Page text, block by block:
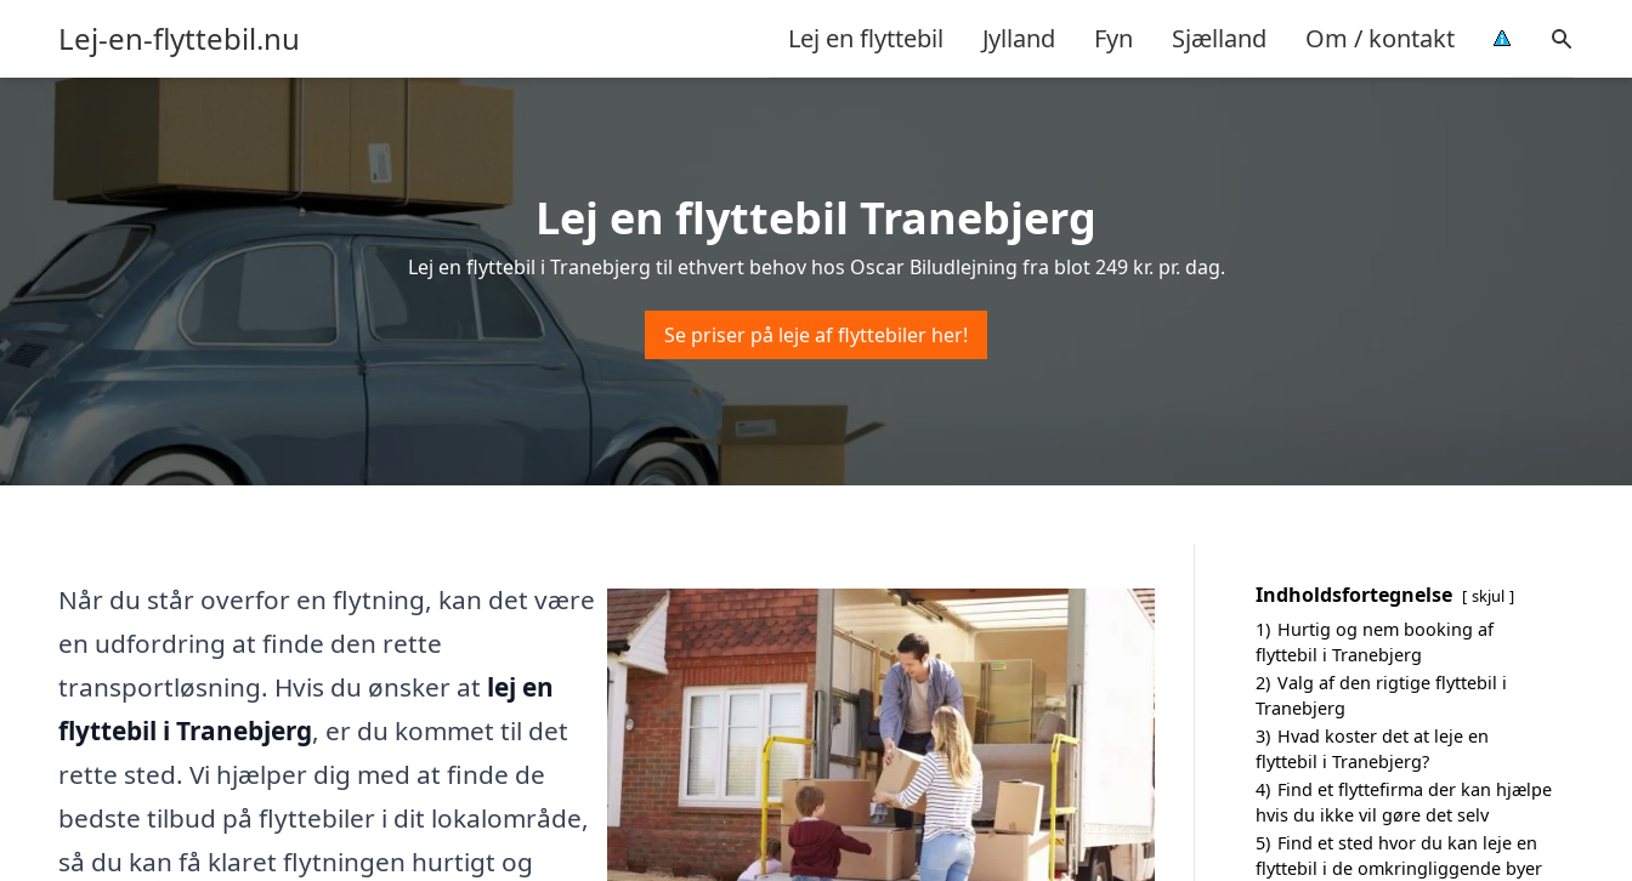
Lej-en-flyttebil.nu Lej en flyttebil Jylland Fyn Sjælland Om / kontakt
Lej en flyttebil Tranebjerg
Lej en flyttebil i Tranebjerg til ethvert behov hos Oscar Biludlejning fra blot 249 kr. pr. dag.
Se priser på leje af flyttebiler her!
Når du står overfor en flytning, kan det være
en udfordring at finde den rette
transportløsning. Hvis du ønsker at lej en
flyttebil i Tranebjerg, er du kommet til det
rette sted. Vi hjælper dig med at finde de
bedste tilbud på flyttebiler i dit lokalområde,
så du kan få klaret flytningen hurtigt og
Indholdsfortegnelse skjul
1) Hurtig og nem booking af
flyttebil i Tranebjerg
2) Valg af den rigtige flyttebil i
Tranebjerg
3) Hvad koster det at leje en
flyttebil i Tranebjerg?
4) Find et flyttefirma der kan hjælpe
hvis du ikke vil gøre det selv
5) Find et sted hvor du kan leje en
flyttebil i de omkringliggende byer